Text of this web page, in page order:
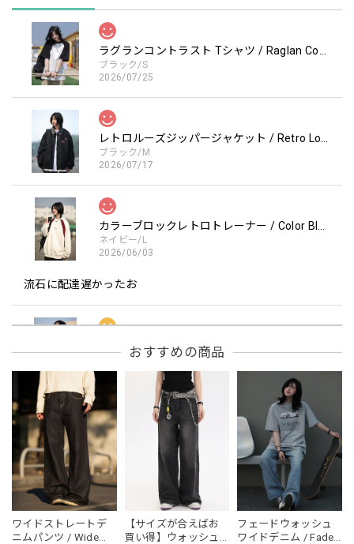
ブラック/S
2026/07/25
ブラック/M
2026/07/17
ネイビー/L
2026/06/03
流石に配達遅かったお
レッド/L
2026/05/30
フーデッドスタジアムジャンバー / Hooded Stadium Jumper
ブラック/L
2026/05/28
NCLLW オリジナルドッグタグネックレス / NCLLW Original Dog Tag Necklace
2026/05/27
おすすめの商品
ワイドストレートデ
ニムパンツ / Wide
【サイズが合えばお
買い得】ウォッシュ
フェードウォッシュ
ワイドデニム / Fade